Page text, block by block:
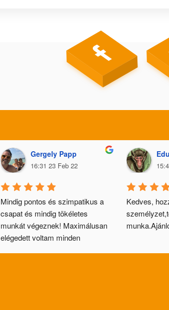
Gergely Papp
16:31 23 Feb 22
Mindig pontos és szimpatikus a
csapat és mindig tökéletes
munkát végeznek! Maximálusan
elégedett voltam minden
Kedves,